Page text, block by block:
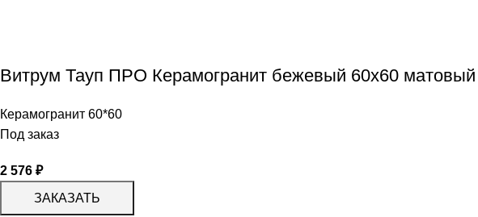
Витрум Тауп ПРО Керамогранит бежевый 60х60
Керамогранит 60*60
Под заказ
2 576 ₽
ЗАКАЗАТЬ